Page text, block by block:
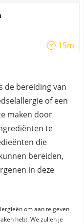
15m
de bereiding van
of een
maken door
te
die
bereiden,
in deze
om aan te geven
hebt. We zullen je